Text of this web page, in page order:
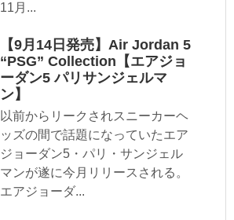
11月...
【9月14日発売】Air Jordan 5
“PSG” Collection【エアジョ
ーダン5 パリサンジェルマ
ン】
以前からリークされスニーカーヘ
ッズの間で話題になっていたエア
ジョーダン5・パリ・サンジェル
マンが遂に今月リリースされる。
エアジョーダ...